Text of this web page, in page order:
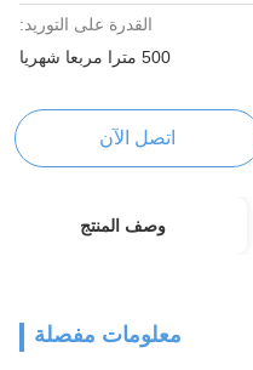
القدرة على التوريد:
500 مترا مربعا شهريا
اتصل الآن
وصف المنتج
معلومات مفصلة